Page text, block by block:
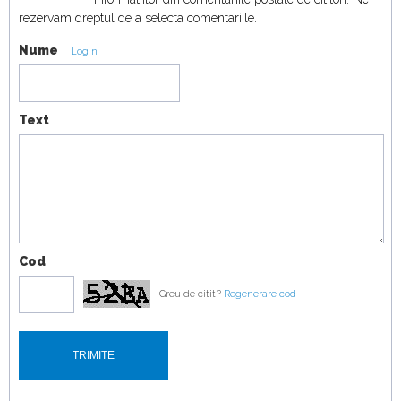
18:19
TrailSport vs Toyota Land Cruiser
rezervam dreptul de a selecta comentariile.
Nume Login
Text
Cod
Greu de citit? Regenerare cod